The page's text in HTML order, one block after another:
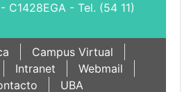
C1428EGA - Tel. (54 11)
Campus Virtual
Intranet
Webmail
UBA